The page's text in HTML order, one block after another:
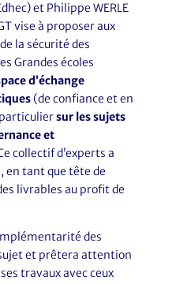
et Philippe WERLE
vise à proposer aux
la sécurité des
Grandes écoles
d’échange
(de confiance et en
sur les sujets
et
collectif d’experts a
tant que tête de
livrables au profit de
des
et prêtera attention
travaux avec ceux